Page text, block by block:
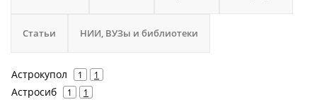
Статьи НИИ, ВУЗы и библиотеки
Астрокупол 1 1
Астросиб 1 1